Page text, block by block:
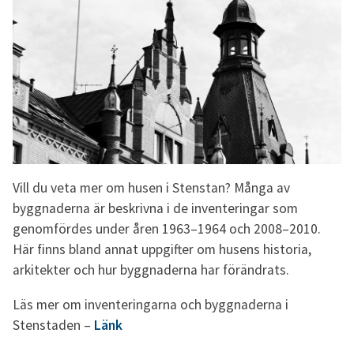
Vill du veta mer om husen i Stenstan? Många av
byggnaderna är beskrivna i de inventeringar som
genomfördes under åren 1963–1964 och 2008–2010.
Här finns bland annat uppgifter om husens historia,
arkitekter och hur byggnaderna har förändrats.
Läs mer om inventeringarna och byggnaderna i
Stenstaden – Länk